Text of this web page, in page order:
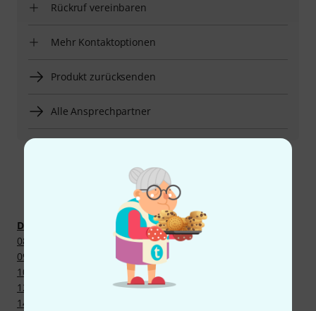
Rückruf vereinbaren
Mehr Kontaktoptionen
Produkt zurücksenden
Alle Ansprechpartner
Mehr entdecken
Drums und Percussion
08" Splashbecken
09" Splashbecken
10" Splashbecken
12" Splashbecken
14" Crashbecken